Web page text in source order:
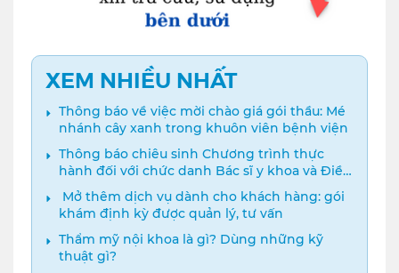
XEM NHIỀU NHẤT
Thông báo về việc mời chào giá gói thầu: Mé
nhánh cây xanh trong khuôn viên bệnh viện
Thông báo chiêu sinh Chương trình thực
hành đối với chức danh Bác sĩ y khoa và Điều
dưỡng năm 2024
️ Mở thêm dịch vụ dành cho khách hàng: gói
khám định kỳ được quản lý, tư vấn
Thẩm mỹ nội khoa là gì? Dùng những kỹ
thuật gì?